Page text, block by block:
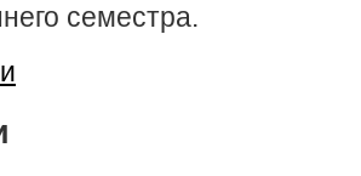
семестра.